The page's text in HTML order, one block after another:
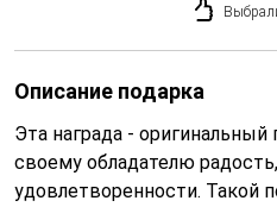
Описание подарка
Эта награда -
своему обладателю
удовлетворенности. Такой